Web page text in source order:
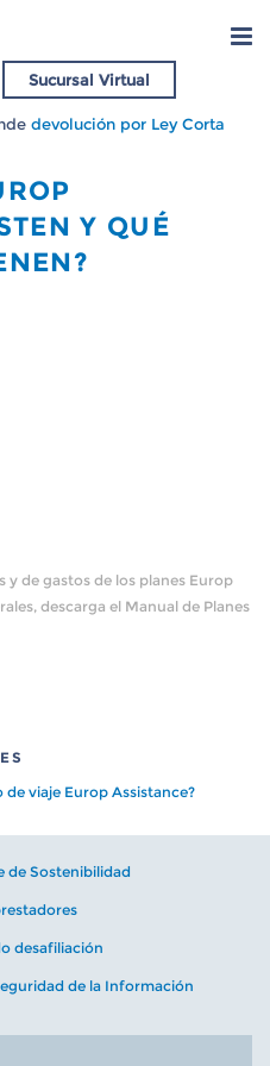
Sucursal Virtual
devolución por Ley Corta
Y QUÉ
y de gastos de los planes Europ
descarga el Manual de Planes
viaje Europ Assistance?
de Sostenibilidad
desafiliación
de la Información